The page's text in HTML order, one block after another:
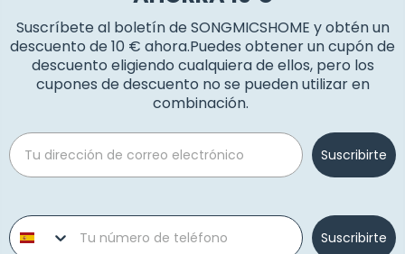
Suscríbete al boletín de SONGMICSHOME y obtén un
descuento de 10 € ahora.Puedes obtener un cupón de
descuento eligiendo cualquiera de ellos, pero los
cupones de descuento no se pueden utilizar en
combinación.
Email
Suscribirte
Phone number
Suscribirte